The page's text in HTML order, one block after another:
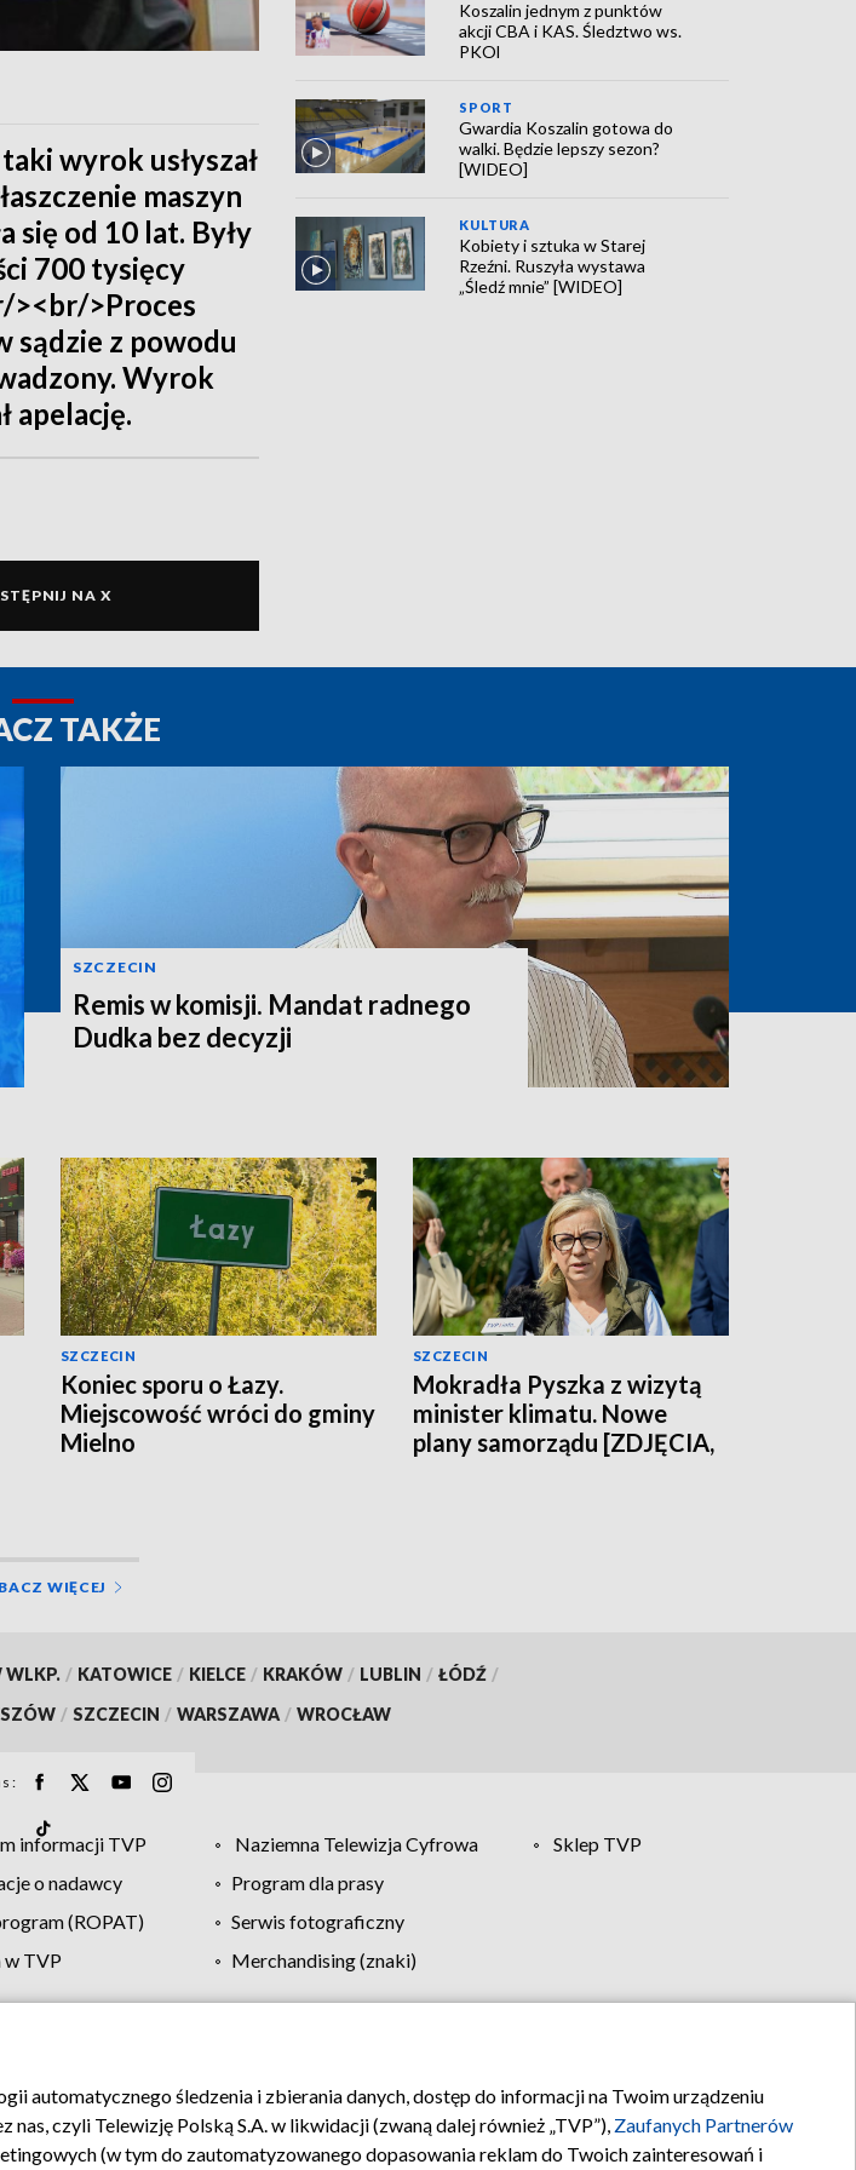
wyrok usłyszał
maszyn
się od 10 lat. Były
700 tysięcy
><br/>Proces
sądzie z powodu
Wyrok
apelację.
NA X
Koszalin jednym z punktów
akcji CBA i KAS. Śledztwo ws.
PKOl
SPORT
Gwardia Koszalin gotowa do
walki. Będzie lepszy sezon?
[WIDEO]
KULTURA
Kobiety i sztuka w Starej
Rzeźni. Ruszyła wystawa
„Śledź mnie” [WIDEO]
TAKŻE
SZCZECIN
Remis w komisji. Mandat radnego
Dudka bez decyzji
SZCZECIN
Koniec sporu o Łazy.
Miejscowość wróci do gminy
Mielno
SZCZECIN
Mokradła Pyszka z wizytą
minister klimatu. Nowe
plany samorządu [ZDJĘCIA,
WIĘCEJ
WLKP. / KATOWICE / KIELCE / KRAKÓW / LUBLIN / ŁÓDŹ /
/ SZCZECIN / WARSZAWA / WROCŁAW
informacji TVP Naziemna Telewizja Cyfrowa
Sklep TVP
o nadawcy
Program dla prasy
(ROPAT)
Serwis fotograficzny
w TVP
Merchandising (znaki)
Moje zgody Pomoc Biuro reklamy Kontakt
automatycznego śledzenia i zbierania danych, dostęp do informacji na Twoim urządzeniu
czyli Telewizję Polską S.A. w likwidacji (zwaną dalej również „TVP”), Zaufanych Partnerów
(w tym do zautomatyzowanego dopasowania reklam do Twoich zainteresowań i